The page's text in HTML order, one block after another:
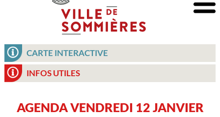
CARTE INTERACTIVE
INFOS UTILES
AGENDA VENDREDI 12 JANVIER